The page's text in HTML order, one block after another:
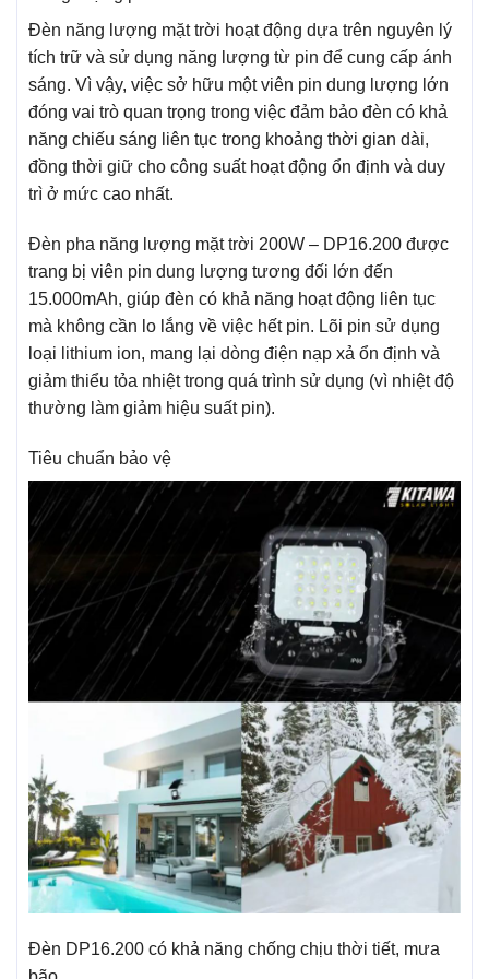
Đèn năng lượng mặt trời hoạt động dựa trên nguyên lý
tích trữ và sử dụng năng lượng từ pin để cung cấp ánh
sáng. Vì vậy, việc sở hữu một viên pin dung lượng lớn
đóng vai trò quan trọng trong việc đảm bảo đèn có khả
năng chiếu sáng liên tục trong khoảng thời gian dài,
đồng thời giữ cho công suất hoạt động ổn định và duy
trì ở mức cao nhất.
Đèn pha năng lượng mặt trời 200W – DP16.200 được
trang bị viên pin dung lượng tương đối lớn đến
15.000mAh, giúp đèn có khả năng hoạt động liên tục
mà không cần lo lắng về việc hết pin. Lõi pin sử dụng
loại lithium ion, mang lại dòng điện nạp xả ổn định và
giảm thiểu tỏa nhiệt trong quá trình sử dụng (vì nhiệt độ
thường làm giảm hiệu suất pin).
Tiêu chuẩn bảo vệ
Đèn DP16.200 có khả năng chống chịu thời tiết, mưa